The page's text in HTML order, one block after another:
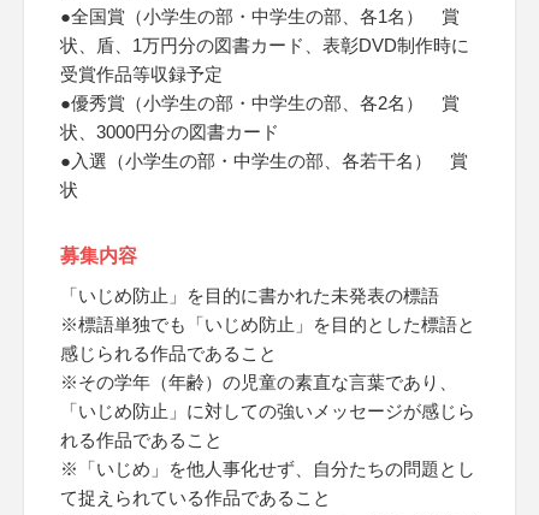
●全国賞（小学生の部・中学生の部、各1名） 賞
状、盾、1万円分の図書カード、表彰DVD制作時に
受賞作品等収録予定
●優秀賞（小学生の部・中学生の部、各2名） 賞
状、3000円分の図書カード
●入選（小学生の部・中学生の部、各若干名） 賞
状
募集内容
「いじめ防止」を目的に書かれた未発表の標語
※標語単独でも「いじめ防止」を目的とした標語と
感じられる作品であること
※その学年（年齢）の児童の素直な言葉であり、
「いじめ防止」に対しての強いメッセージが感じら
れる作品であること
※「いじめ」を他人事化せず、自分たちの問題とし
て捉えられている作品であること